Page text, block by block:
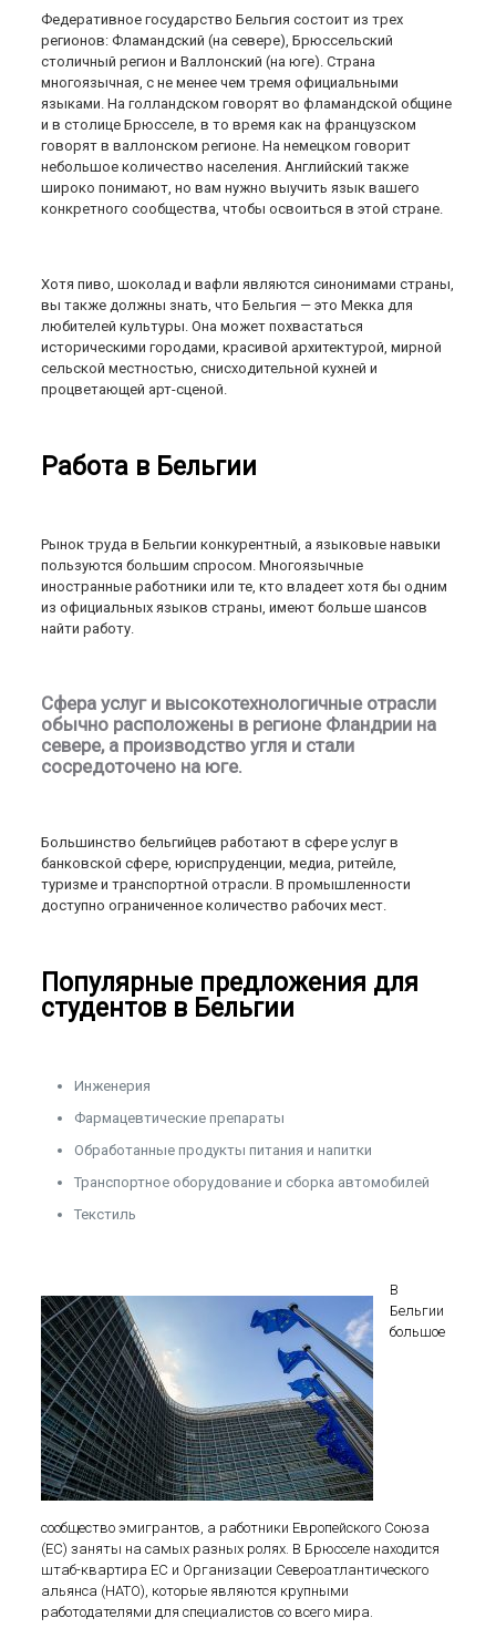
Федеративное государство Бельгия состоит из трех
регионов: Фламандский (на севере), Брюссельский
столичный регион и Валлонский (на юге). Страна
многоязычная, с не менее чем тремя официальными
языками. На голландском говорят во фламандской общине
и в столице Брюсселе, в то время как на французском
говорят в валлонском регионе. На немецком говорит
небольшое количество населения. Английский также
широко понимают, но вам нужно выучить язык вашего
конкретного сообщества, чтобы освоиться в этой стране.
Хотя пиво, шоколад и вафли являются синонимами страны,
вы также должны знать, что Бельгия — это Мекка для
любителей культуры. Она может похвастаться
историческими городами, красивой архитектурой, мирной
сельской местностью, снисходительной кухней и
процветающей арт-сценой.
Работа в Бельгии
Рынок труда в Бельгии конкурентный, а языковые навыки
пользуются большим спросом. Многоязычные
иностранные работники или те, кто владеет хотя бы одним
из официальных языков страны, имеют больше шансов
найти работу.
Сфера услуг и высокотехнологичные отрасли
обычно расположены в регионе Фландрии на
севере, а производство угля и стали
сосредоточено на юге.
Большинство бельгийцев работают в сфере услуг в
банковской сфере, юриспруденции, медиа, ритейле,
туризме и транспортной отрасли. В промышленности
доступно ограниченное количество рабочих мест.
Популярные предложения для
студентов в Бельгии
Инженерия
Фармацевтические препараты
Обработанные продукты питания и напитки
Транспортное оборудование и сборка автомобилей
Текстиль
В
Бельгии
большое
сообщество эмигрантов, а работники Европейского Союза
(ЕС) заняты на самых разных ролях. В Брюсселе находится
штаб-квартира ЕС и Организации Североатлантического
альянса (НАТО), которые являются крупными
работодателями для специалистов со всего мира.